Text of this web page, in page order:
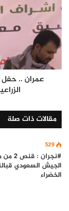
عمران .. حفل
مقالات ذات صلة
529
#نجران
الجيش السعودي
الخضراء